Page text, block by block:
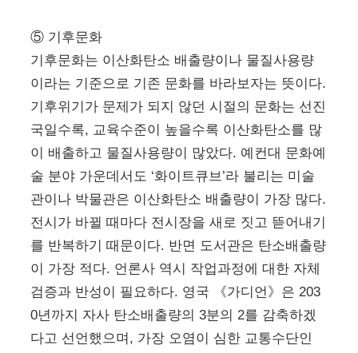
⑤ 기후문화
기후문화는 이산화탄소 배출량이나 물질사용량
이라는 기준으로 기존 문화를 바라보자는 뜻이다.
기후위기가 문제가 되지 않던 시절의 문화는 선진
국일수록, 교육수준이 높을수록 이산화탄소를 많
이 배출하고 물질사용량이 많았다. 예컨대 문화예
술 분야 가운데서도 ‘화이트큐브’라 불리는 미술
관이나 박물관은 이산화탄소 배출량이 가장 많다.
전시가 바뀔 때마다 전시장을 새로 짓고 뜯어내기
를 반복하기 때문이다. 반면 도서관은 탄소배출량
이 가장 적다. 언론사 역시 작업과정에 대한 자체
검증과 반성이 필요하다. 영국 《가디언》은 203
0년까지 자사 탄소배출량의 3분의 2를 감축하겠
다고 선언했으며, 가장 오염이 심한 교통수단인